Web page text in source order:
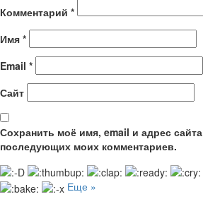
Комментарий *
Имя *
Email *
Сайт
Сохранить моё имя, email и адрес
последующих моих комментариев.
Еще »